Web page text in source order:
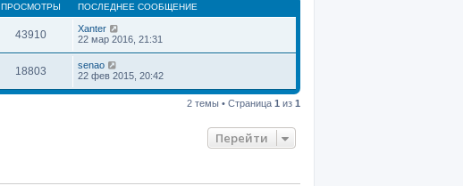
ПРОСМОТРЫ ПОСЛЕДНЕЕ СООБЩЕНИЕ
43910
Xanter
22 мар 2016, 21:31
18803
senao
22 фев 2015, 20:42
2 темы • Страница 1 из 1
Перейти